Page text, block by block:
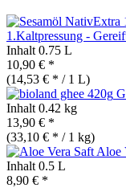
1.Kaltpressung -
Inhalt 0.75 L
10,90 € *
(14,53 € * / 1 L)
Inhalt 0.42 kg
13,90 € *
(33,10 € * / 1 kg)
Aloe
Inhalt 0.5 L
8,90 € *